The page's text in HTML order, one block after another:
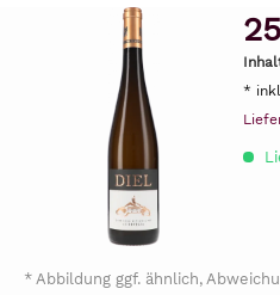
*
* Abbildung ggf. ähnlich,